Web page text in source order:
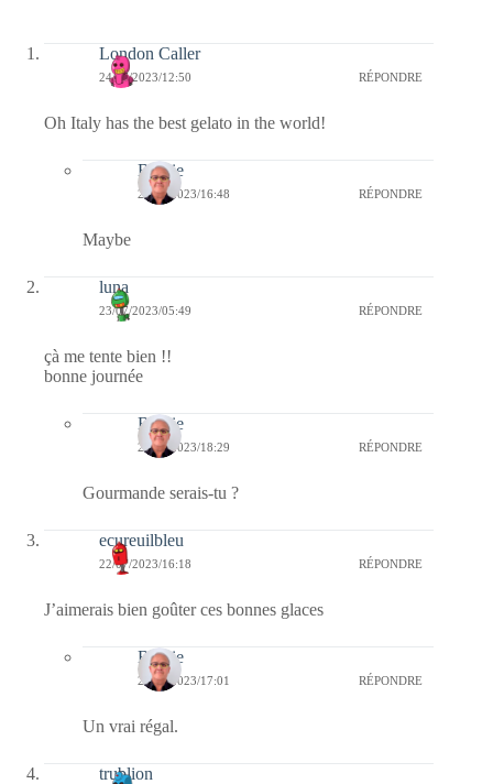
London Caller
24/07/2023/12:50 RÉPONDRE
Oh Italy has the best gelato in the world!
Bernie
24/07/2023/16:48 RÉPONDRE
Maybe
luna
23/07/2023/05:49 RÉPONDRE
çà me tente bien !!
bonne journée
Bernie
23/07/2023/18:29 RÉPONDRE
Gourmande serais-tu ?
ecureuilbleu
22/07/2023/16:18 RÉPONDRE
J’aimerais bien goûter ces bonnes glaces
Bernie
22/07/2023/17:01 RÉPONDRE
Un vrai régal.
trublion